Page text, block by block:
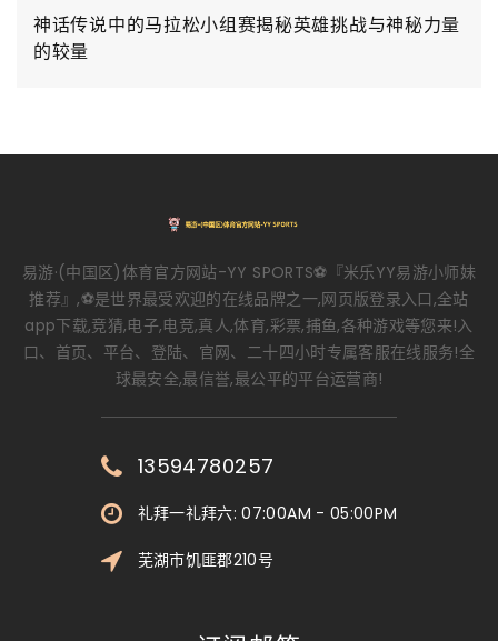
神话传说中的马拉松小组赛揭秘英雄挑战与神秘力量
的较量
易游·(中国区)体育官方网站-YY SPORTS⚽️『米乐YY易游小师妹
推荐』,⚽️是世界最受欢迎的在线品牌之一,网页版登录入口,全站
app下载,竞猜,电子,电竞,真人,体育,彩票,捕鱼,各种游戏等您来!入
口、首页、平台、登陆、官网、二十四小时专属客服在线服务!全
球最安全,最信誉,最公平的平台运营商!
13594780257
礼拜一礼拜六: 07:00AM - 05:00PM
芜湖市饥匪郡210号